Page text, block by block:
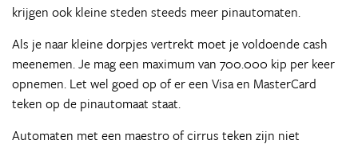
krijgen ook kleine steden steeds meer pinautomaten.
Als je naar kleine dorpjes vertrekt moet je voldoende cash
meenemen. Je mag een maximum van 700.000 kip per keer
opnemen. Let wel goed op of er een Visa en MasterCard
teken op de pinautomaat staat.
Automaten met een maestro of cirrus teken zijn niet